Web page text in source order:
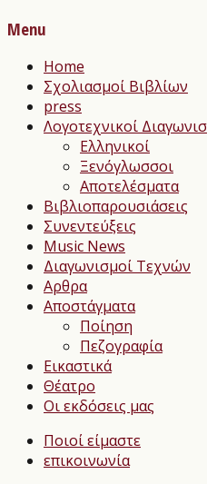
Menu
Home
Σχολιασμοί Βιβλίων
press
Λογοτεχνικοί
Ελληνικοί
Ξενόγλωσσοι
Αποτελέσματα
Βιβλιοπαρουσιάσεις
Συνεντεύξεις
Music News
Διαγωνισμοί Τεχνών
Αρθρα
Αποστάγματα
Ποίηση
Πεζογραφία
Εικαστικά
Θέατρο
Οι εκδόσεις μας
Ποιοί είμαστε
επικοινωνία